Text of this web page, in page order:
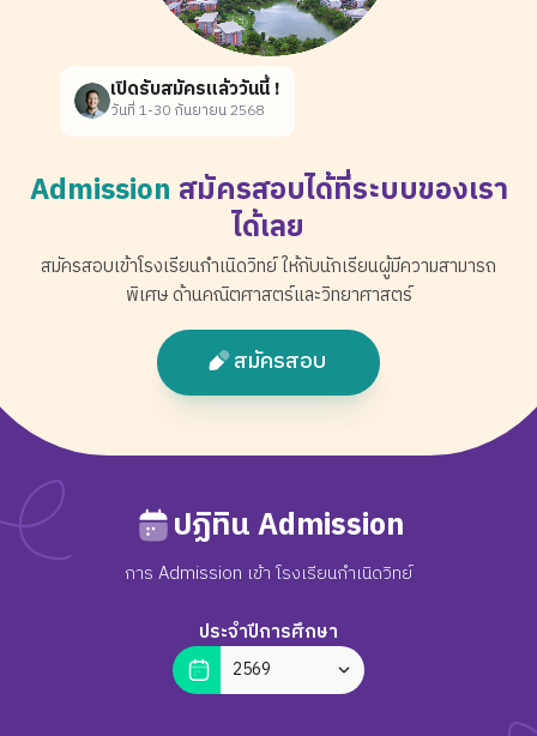
Admission สมัครสอบได้ที่ระบบของเรา
ได้เลย
สมัครสอบเข้าโรงเรียนกำเนิดวิทย์ ให้กับนักเรียนผู้มีความสามารถ
พิเศษ ด้านคณิตศาสตร์และวิทยาศาสตร์
สมัครสอบ
เปิดรับสมัครแล้ววันนี้ !
วันที่ 1-30 กันยายน 2568
ปฏิทิน Admission
การ Admission เข้า โรงเรียนกำเนิดวิทย์
ประจำปีการศึกษา